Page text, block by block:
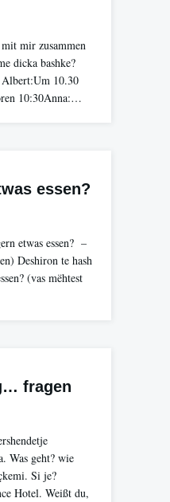
mir zusammen
dicka bashke?
Albert:Um 10.30
10:30Anna:…
essen?
etwas essen? –
Deshiron te hash
(vas mëhtest
fragen
Was geht? wie
Si je?
Hotel. Weißt du,